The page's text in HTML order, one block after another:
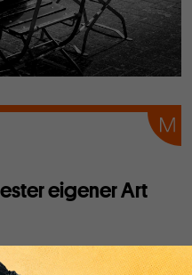
eigener Art